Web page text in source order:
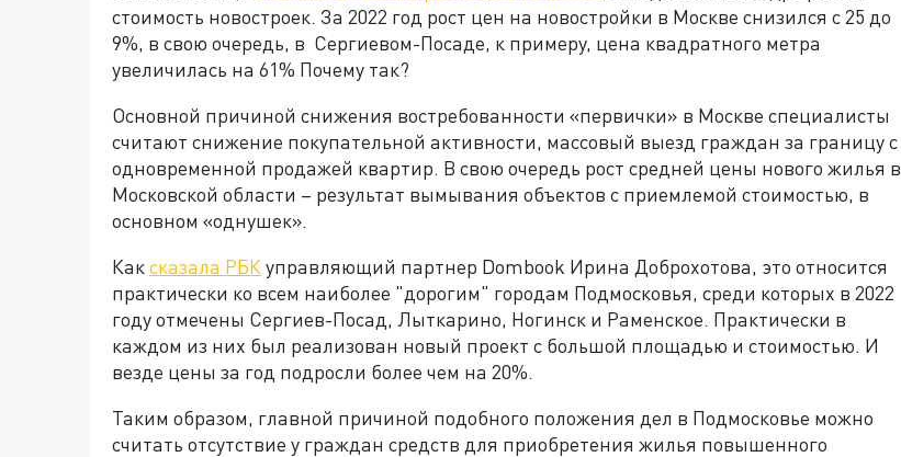
стоимость новостроек. За 2022 год рост цен на новостройки в Москве снизился с 25 до
9%, в свою очередь, в Сергиевом-Посаде, к примеру, цена квадратного метра
увеличилась на 61% Почему так?
Основной причиной снижения востребованности «первички» в Москве специалисты
считают снижение покупательной активности, массовый выезд граждан за границу с
одновременной продажей квартир. В свою очередь рост средней цены нового жилья в
Московской области – результат вымывания объектов с приемлемой стоимостью, в
основном «однушек».
Каксказала РБК управляющий партнер Dombook Ирина Доброхотова, это относится
практически ко всем наиболее "дорогим" городам Подмосковья, среди которых в 2022
году отмечены Сергиев-Посад, Лыткарино, Ногинск и Раменское. Практически в
каждом из них был реализован новый проект с большой площадью и стоимостью. И
везде цены за год подросли более чем на 20%.
Таким образом, главной причиной подобного положения дел в Подмосковье можно
считать отсутствие у граждан средств для приобретения жилья повышенного